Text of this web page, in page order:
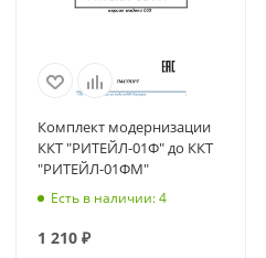
Комплект модернизации
ККТ "РИТЕЙЛ-01Ф" до ККТ
"РИТЕЙЛ-01ФМ"
Есть в наличии: 4
1 210 ₽